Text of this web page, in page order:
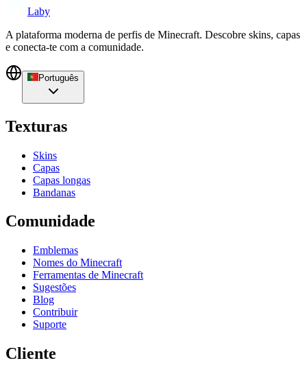
Laby
A plataforma moderna de perfis de Minecraft. Descobre skins, capas
e conecta-te com a comunidade.
Português
Texturas
Skins
Capas
Capas longas
Bandanas
Comunidade
Emblemas
Nomes do Minecraft
Ferramentas de Minecraft
Sugestões
Blog
Contribuir
Suporte
Cliente